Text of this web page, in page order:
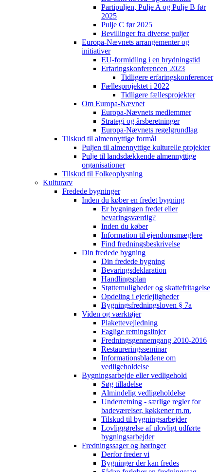
Partipuljen, Pulje A og Pulje B før
2025
Pulje C før 2025
Bevillinger fra diverse puljer
Europa-Nævnets arrangementer og
initiativer
EU-formidling i en brydningstid
Erfaringskonferencen 2023
Tidligere erfaringskonferencer
Fællesprojektet i 2022
Tidligere fællesprojekter
Om Europa-Nævnet
Europa-Nævnets medlemmer
Strategi og årsberetninger
Europa-Nævnets regelgrundlag
Tilskud til almennyttige formål
Puljen til almennyttige kulturelle projekter
Pulje til landsdækkende almennyttige
organisationer
Tilskud til Folkeoplysning
Kulturarv
Fredede bygninger
Inden du køber en fredet bygning
Er bygningen fredet eller
bevaringsværdig?
Inden du køber
Information til ejendomsmæglere
Find fredningsbeskrivelse
Din fredede bygning
Din fredede bygning
Bevaringsdeklaration
Handlingsplan
Støttemuligheder og skattefritagelse
Opdeling i ejerlejligheder
Bygningsfredningsloven § 7a
Viden og værktøjer
Plakettevejledning
Faglige retningslinjer
Fredningsgennemgang 2010-2016
Restaureringsseminar
Informationsbladene om
vedligeholdelse
Bygningsarbejde eller vedligehold
Søg tilladelse
Almindelig vedligeholdelse
Underretning - særlige regler for
badeværelser, køkkener m.m.
Tilskud til bygningsarbejder
Lovliggørelse af ulovligt udførte
bygningsarbejder
Fredningssager og høringer
Derfor freder vi
Bygninger der kan fredes